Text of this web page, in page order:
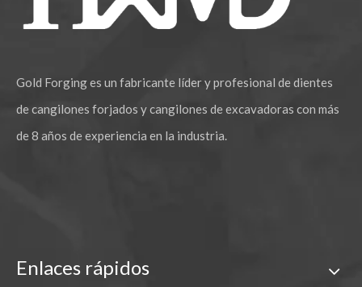
Gold Forging es un fabricante líder y profesional de dientes
de cangilones forjados y cangilones de excavadoras con más
de 8 años de experiencia en la industria.
Enlaces rápidos